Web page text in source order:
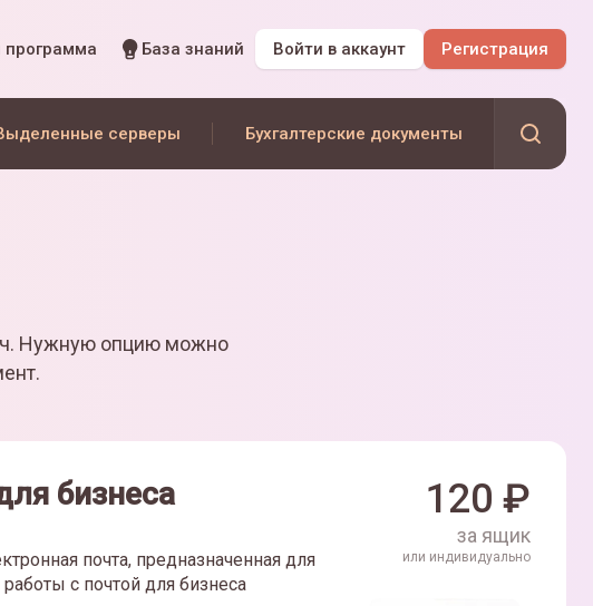
программа База знаний Войти в аккаунт Регистрация
серверы Бухгалтерские документы
Нужную опцию можно
бизнеса
почта, предназначенная для
с почтой для бизнеса
120 ₽
за ящик
или индивидуально